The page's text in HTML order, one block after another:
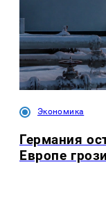
Экономика
Германия
Европе